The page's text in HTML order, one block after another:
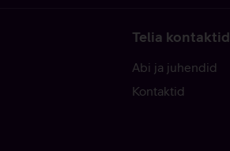
Telia kontaktid
Abi ja juhendid
Kontaktid